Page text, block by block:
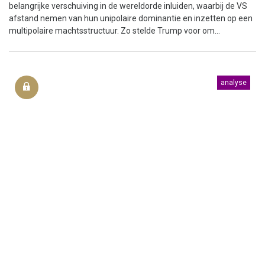
belangrijke verschuiving in de wereldorde inluiden, waarbij de VS
afstand nemen van hun unipolaire dominantie en inzetten op een
multipolaire machtsstructuur. Zo stelde Trump voor om...
analyse